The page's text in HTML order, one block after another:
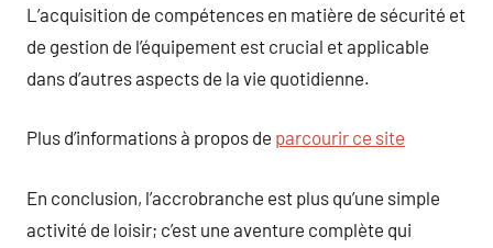
L’acquisition de compétences en matière de sécurité et
de gestion de l’équipement est crucial et applicable
dans d’autres aspects de la vie quotidienne.
Plus d’informations à propos de parcourir ce site
En conclusion, l’accrobranche est plus qu’une simple
activité de loisir; c’est une aventure complète qui